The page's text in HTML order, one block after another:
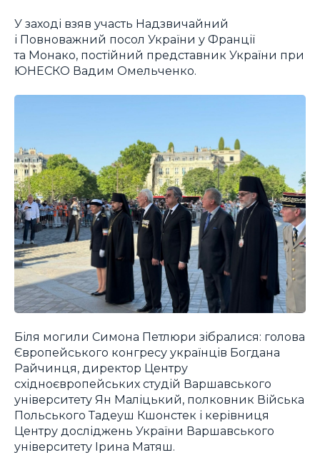
У заході взяв участь Надзвичайний
і Повноважний посол України у Франції
та Монако, постійний представник України при
ЮНЕСКО Вадим Омельченко.
Біля могили Симона Петлюри зібралися: голова
Європейського конгресу українців Богдана
Райчинця, директор Центру
східноєвропейських студій Варшавського
університету Ян Маліцький, полковник Війська
Польського Тадеуш Кшонстек і керівниця
Центру досліджень України Варшавського
університету Ірина Матяш.